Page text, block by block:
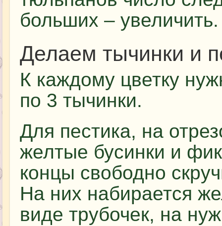
больших – увеличить.
Делаем тычинки и
К каждому цветку
по 3 тычинки.
Для пестика, на
желтые бусинки и
концы свободно
На них набирается
виде трубочек, на